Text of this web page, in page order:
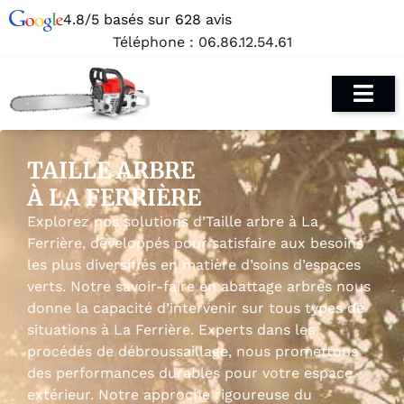
4.8/5 basés sur 628 avis
Téléphone : 06.86.12.54.61
TAILLE ARBRE
À LA FERRIÈRE
Explorez nos solutions d’Taille arbre à La
Ferrière, développés pour satisfaire aux besoins
les plus diversifiés en matière d’soins d’espaces
verts. Notre savoir-faire en abattage arbres nous
donne la capacité d’intervenir sur tous types de
situations à La Ferrière. Experts dans les
procédés de débroussaillage, nous promettons
des performances durables pour votre espace
extérieur. Notre approche rigoureuse du